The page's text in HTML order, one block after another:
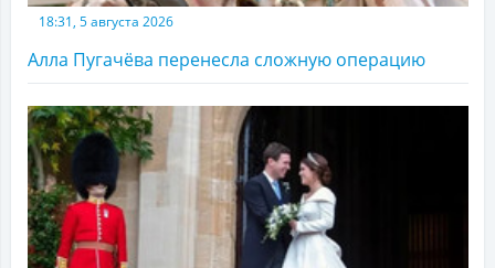
18:31, 5 августа 2026
Алла Пугачёва перенесла сложную операцию